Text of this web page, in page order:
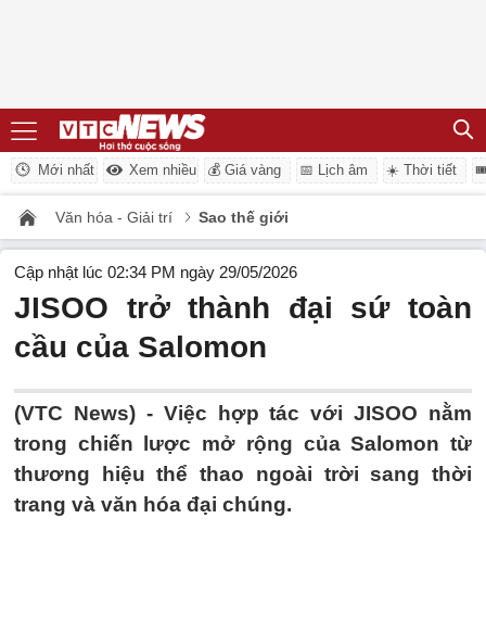
Mới nhất Xem nhiều 💰 Giá vàng 📅 Lịch âm ☀️ Thời tiết
Văn hóa - Giải trí Sao thế giới
Cập nhật lúc 02:34 PM ngày 29/05/2026
JISOO trở thành đại sứ toàn
cầu của Salomon
(VTC News) - Việc hợp tác với JISOO nằm
trong chiến lược mở rộng của Salomon từ
thương hiệu thể thao ngoài trời sang thời
trang và văn hóa đại chúng.